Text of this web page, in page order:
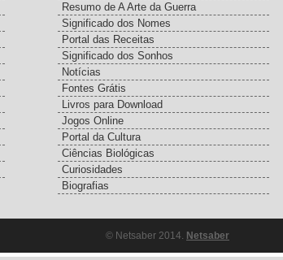
Resumo de A Arte da Guerra
Significado dos Nomes
Portal das Receitas
Significado dos Sonhos
Notícias
Fontes Grátis
Livros para Download
Jogos Online
Portal da Cultura
Ciências Biológicas
Curiosidades
Biografias
© Netsaber 2014. Netsaber